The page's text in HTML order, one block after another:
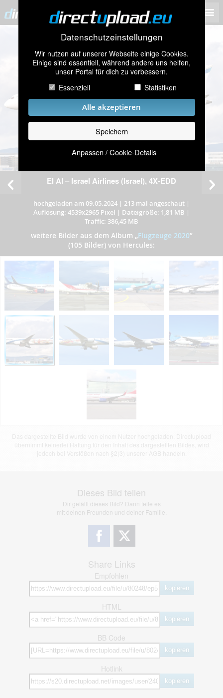
Datenschutzeinstellungen
Wir nutzen auf unserer Webseite einige Cookies.
Einige sind essentiell, während andere uns helfen,
unser Portal für dich zu verbessern.
Essenziell
Statistiken
Alle akzeptieren
Speichern
Anpassen / Cookie-Details
El Al – Israel Airlines (Israel), 4X-EDD
hochgeladen am 09.05.2024 | 213 mal angeschaut |
Auflösung: 4539x2965 Pixel | Dateigröße: 1,81 MB |
Traffic: 386,45 MB
weitere Bilder aus dem Album „Flugzeuge 2020”
(105 Bilder) von Hercules:
jedoch bei Verstößen nach §2(3) unserer AGB handeln.
Dieses Bild teilen
Dir gefällt dieses Bild? Dann teile es
mit deinen Freunden und deiner Familie.
Share Links
Empfohlen
kopieren
HTML
kopieren
BB Code
kopieren
Hotlink
kopieren